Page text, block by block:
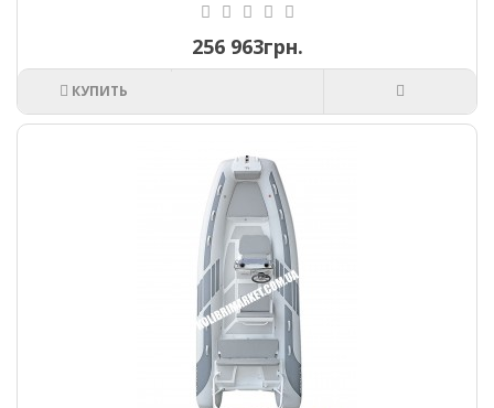
256 963грн.
КУПИТЬ